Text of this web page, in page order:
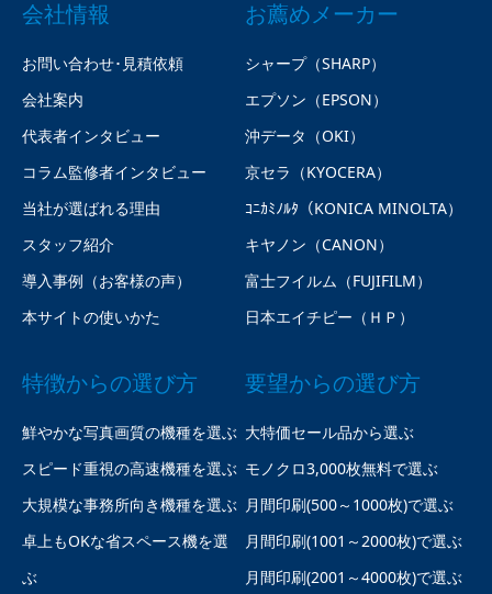
会社情報
お問い合わせ･見積依頼
会社案内
代表者インタビュー
コラム監修者インタビュー
当社が選ばれる理由
スタッフ紹介
導入事例（お客様の声）
本サイトの使いかた
お薦めメーカー
シャープ（SHARP）
エプソン（EPSON）
沖データ（OKI）
京セラ（KYOCERA）
ｺﾆｶﾐﾉﾙﾀ（KONICA MINOLTA）
キヤノン（CANON）
富士フイルム（FUJIFILM）
日本エイチピー（ＨＰ）
特徴からの選び方
鮮やかな写真画質の機種を選ぶ
スピード重視の高速機種を選ぶ
大規模な事務所向き機種を選ぶ
卓上もOKな省スペース機を選
ぶ
要望からの選び方
大特価セール品から選ぶ
モノクロ3,000枚無料で選ぶ
月間印刷(500～1000枚)で選ぶ
月間印刷(1001～2000枚)で選ぶ
月間印刷(2001～4000枚)で選ぶ